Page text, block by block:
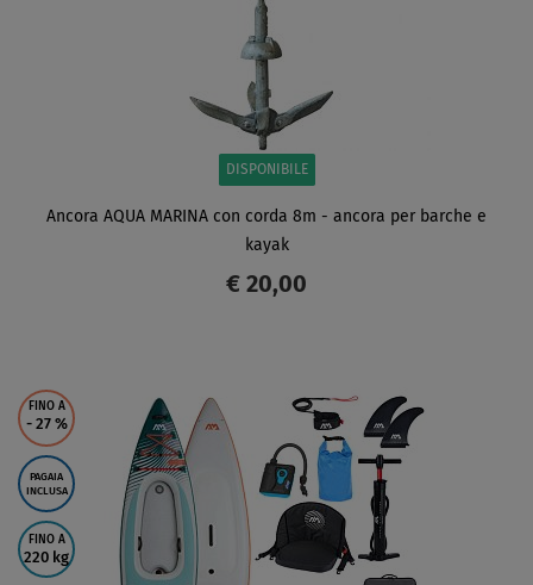
DISPONIBILE
Ancora AQUA MARINA con corda 8m - ancora per barche e
kayak
€ 20,00
FINO A
- 27 %
PAGAIA
INCLUSA
FINO A
220 kg